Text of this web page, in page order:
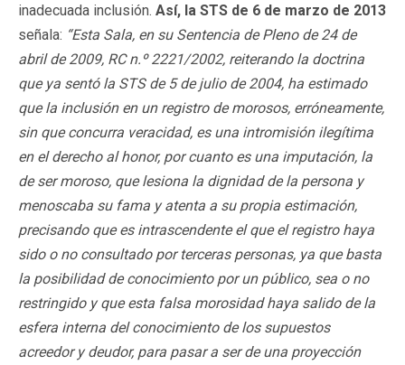
inadecuada inclusión. Así, la STS de 6 de marzo de 2013
señala: “Esta Sala, en su Sentencia de Pleno de 24 de
abril de 2009, RC n.º 2221/2002, reiterando la doctrina
que ya sentó la STS de 5 de julio de 2004, ha estimado
que la inclusión en un registro de morosos, erróneamente,
sin que concurra veracidad, es una intromisión ilegítima
en el derecho al honor, por cuanto es una imputación, la
de ser moroso, que lesiona la dignidad de la persona y
menoscaba su fama y atenta a su propia estimación,
precisando que es intrascendente el que el registro haya
sido o no consultado por terceras personas, ya que basta
la posibilidad de conocimiento por un público, sea o no
restringido y que esta falsa morosidad haya salido de la
esfera interna del conocimiento de los supuestos
acreedor y deudor, para pasar a ser de una proyección